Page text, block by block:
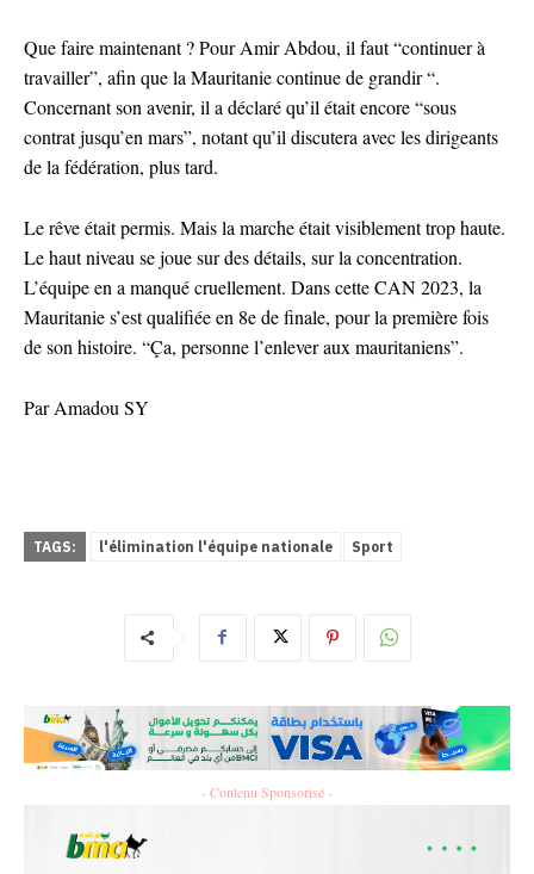
Que faire maintenant ? Pour Amir Abdou, il faut “continuer à
travailler”, afin que la Mauritanie continue de grandir “.
Concernant son avenir, il a déclaré qu’il était encore “sous
contrat jusqu’en mars”, notant qu’il discutera avec les dirigeants
de la fédération, plus tard.
Le rêve était permis. Mais la marche était visiblement trop haute.
Le haut niveau se joue sur des détails, sur la concentration.
L’équipe en a manqué cruellement. Dans cette CAN 2023, la
Mauritanie s’est qualifiée en 8e de finale, pour la première fois
de son histoire. “Ça, personne l’enlever aux mauritaniens”.
Par Amadou SY
TAGS: l'élimination l'équipe nationale Sport
- Contenu Sponsorisé -